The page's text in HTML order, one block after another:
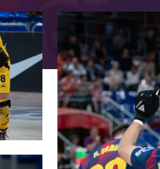
FC Barcelona club badge